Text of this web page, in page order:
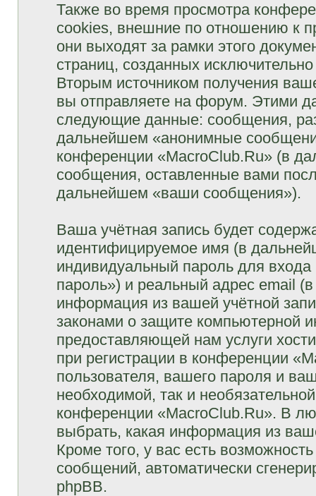
Также во время просмотра
cookies, внешние по отношению к
они выходят за рамки этого
страниц, созданных
Вторым источником получения
вы отправляете на форум. Этими
следующие данные: сообщения,
дальнейшем «анонимные
конференции «MacroClub.Ru» (в
сообщения, оставленные вами
дальнейшем «ваши сообщения»).
Ваша учётная запись будет
идентифицируемое имя (в
индивидуальный пароль для
пароль») и реальный адрес email
информация из вашей учётной
законами о защите компьютерной
предоставляющей нам услуги
при регистрации в конференции
пользователя, вашего пароля и
необходимой, так и
конференции «MacroClub.Ru». В
выбрать, какая информация из
Кроме того, у вас есть
сообщений, автоматически
phpBB.